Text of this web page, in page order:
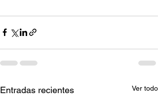
Entradas recientes Ver todo